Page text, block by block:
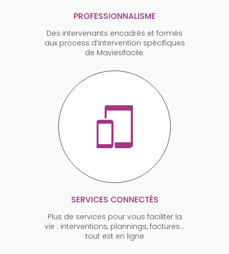
PROFESSIONNALISME
Des intervenants encadrés et formés
aux process d’intervention spécifiques
de Maviesifacile.
SERVICES CONNECTÉS
Plus de services pour vous faciliter la
vie : interventions, plannings, factures…
tout est en ligne